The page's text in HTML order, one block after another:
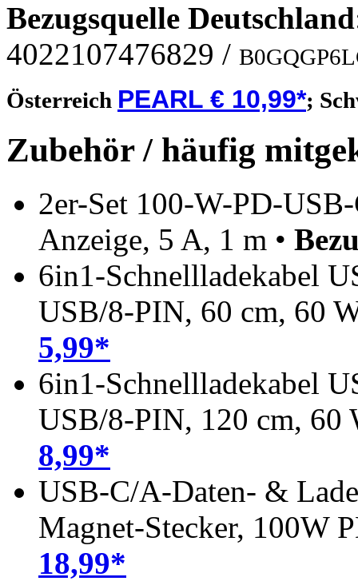
Bezugsquelle Deutschland
4022107476829 /
Österreich PEARL € 10,99*;
Zubehör / häufig
2er-Set 100-W-PD-
Anzeige, 5 A, 1 m •
6in1-Schnellladekabel
USB/8-PIN, 60 cm, 60
5,99*
6in1-Schnellladekabel
USB/8-PIN, 120 cm, 60
8,99*
USB-C/A-Daten- &
Magnet-Stecker, 100W
18,99*